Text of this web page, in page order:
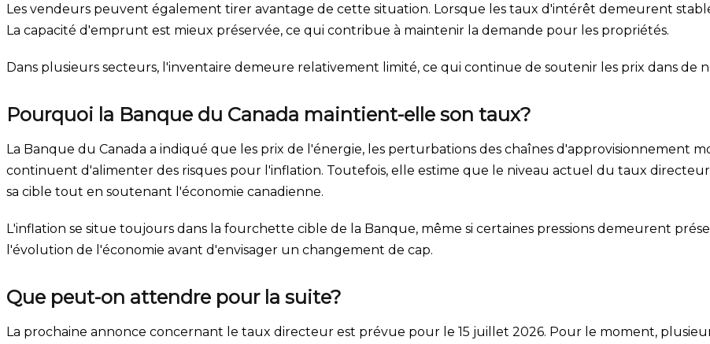
Les vendeurs peuvent également tirer avantage de cette situation. Lorsque les taux d'intérêt demeurent
La capacité d'emprunt est mieux préservée, ce qui contribue à maintenir la demande pour les propriétés.
Dans plusieurs secteurs, l'inventaire demeure relativement limité, ce qui continue de soutenir les prix dans de
Pourquoi la Banque du Canada maintient-elle son taux?
La Banque du Canada a indiqué que les prix de l'énergie, les perturbations des chaînes d'approvisionnement
continuent d'alimenter des risques pour l'inflation. Toutefois, elle estime que le niveau actuel du taux
sa cible tout en soutenant l'économie canadienne.
L'inflation se situe toujours dans la fourchette cible de la Banque, même si certaines pressions demeurent
l'évolution de l'économie avant d'envisager un changement de cap.
Que peut-on attendre pour la suite?
La prochaine annonce concernant le taux directeur est prévue pour le 15 juillet 2026. Pour le moment,